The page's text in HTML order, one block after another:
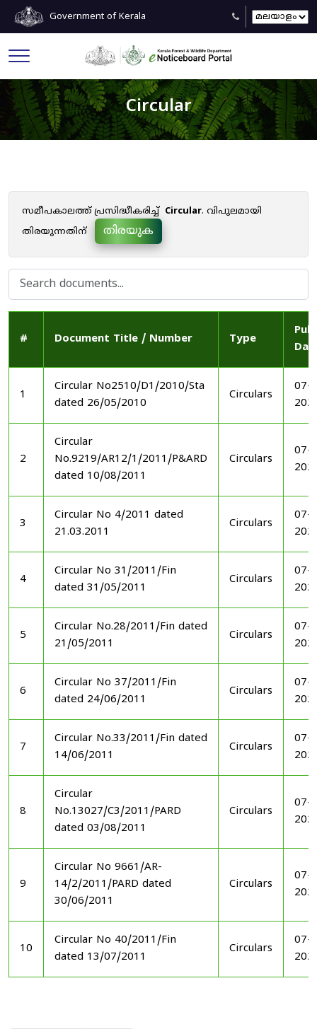
Government of Kerala
Circular
സമീപകാലത്ത് പ്രസിദ്ധീകരിച്ച് Circular. വിപുലമായി
തിരയുന്നതിന്
തിരയുക
# Document Title / Number Type
1
Circular No2510/D1/2010/Sta
dated 26/05/2010
Circulars
07-
2
Circular
No.9219/AR12/1/2011/P&ARD
dated 10/08/2011
Circulars
07-
3
Circular No 4/2011 dated
21.03.2011
Circulars
07-
4
Circular No 31/2011/Fin
dated 31/05/2011
Circulars
07-
5
Circular No.28/2011/Fin dated
21/05/2011
Circulars
07-
6
Circular No 37/2011/Fin
dated 24/06/2011
Circulars
07-
7
Circular No.33/2011/Fin dated
14/06/2011
Circulars
07-
8
Circular
No.13027/C3/2011/PARD
dated 03/08/2011
Circulars
07-
9
Circular No 9661/AR-
14/2/2011/PARD dated
30/06/2011
Circulars
07-
10
Circular No 40/2011/Fin
dated 13/07/2011
Circulars
07-